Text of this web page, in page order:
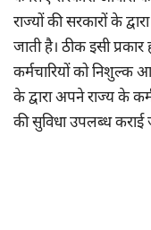
राज्यों की सरकारों के
जाती है। ठीक इसी प्रकार
कर्मचारियों को निशुल्क
के द्वारा अपने राज्य के
की सुविधा उपलब्ध कराई